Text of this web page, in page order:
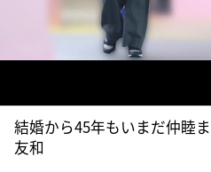
結婚から45年もいまだ仲睦
友和